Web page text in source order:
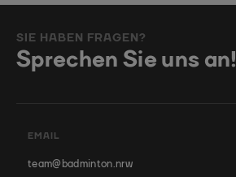
SIE HABEN FRAGEN?
Sprechen Sie uns an!
EMAIL
team@badminton.nrw